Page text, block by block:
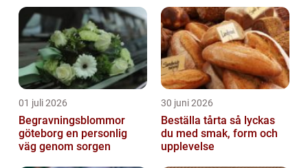
01 juli 2026
Begravningsblommor
göteborg en personlig
väg genom sorgen
30 juni 2026
Beställa tårta så lyckas
du med smak, form och
upplevelse